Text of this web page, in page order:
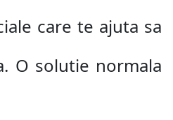
care te ajuta sa
O solutie normala